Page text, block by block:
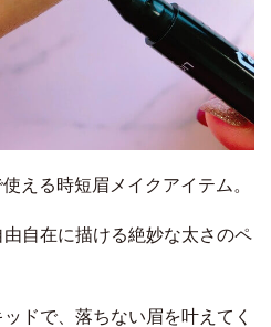
える時短眉メイクアイテム。
自在に描ける絶妙な太さのペ
ドで、落ちない眉を叶えてく